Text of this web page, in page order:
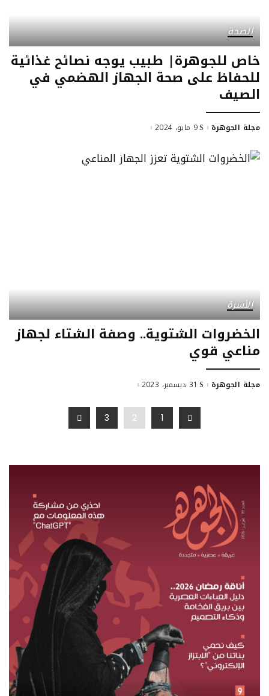
الصحة
خاص للجوهرة| طبيب يوجه نصائح غذائية
للحفاظ على صحة الجهاز الهضمي في
الصيف
Posted
مجلة الجوهرة 9 مايو، 2024
الأسرة
الخضروات الشتوية.. وصفة الشتاء لجهاز
مناعي قوي
Posted
مجلة الجوهرة 31 ديسمبر، 2023
1
2
3